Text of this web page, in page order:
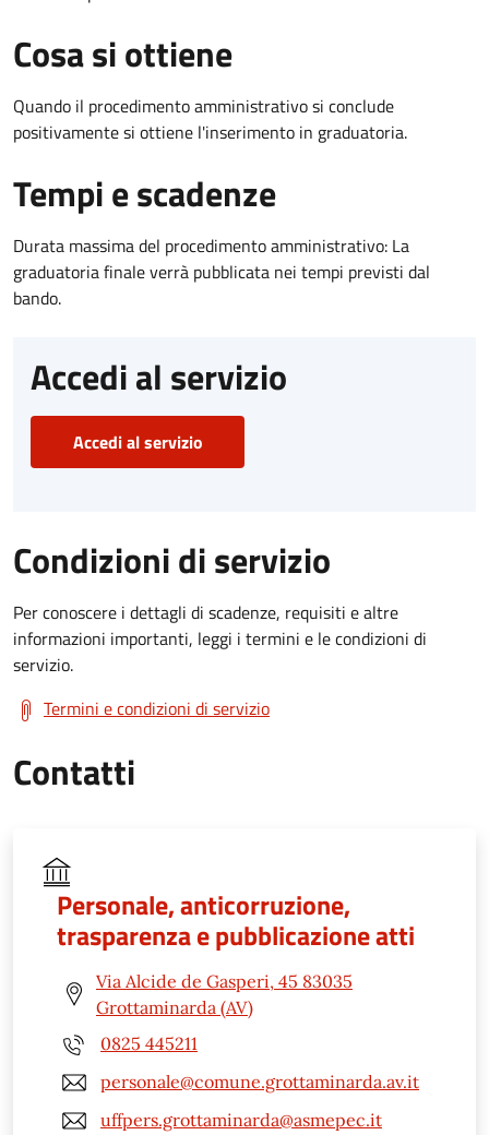
Cosa si ottiene
Quando il procedimento amministrativo si conclude
positivamente si ottiene l'inserimento in graduatoria.
Tempi e scadenze
Durata massima del procedimento amministrativo: La
graduatoria finale verrà pubblicata nei tempi previsti dal
bando.
Accedi al servizio
Accedi al servizio
Condizioni di servizio
Per conoscere i dettagli di scadenze, requisiti e altre
informazioni importanti, leggi i termini e le condizioni di
servizio.
Termini e condizioni di servizio
Contatti
Personale, anticorruzione,
trasparenza e pubblicazione atti
Via Alcide de Gasperi, 45 83035
Grottaminarda (AV)
0825 445211
personale@comune.grottaminarda.av.it
uffpers.grottaminarda@asmepec.it